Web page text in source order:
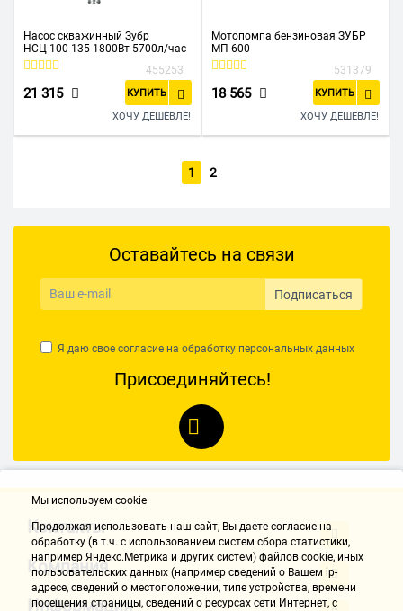
Насос скважинный Зубр
НСЦ-100-135 1800Вт 5700л/час
455253
21 315 КУПИТЬ
ХОЧУ ДЕШЕВЛЕ!
Мотопомпа бензиновая ЗУБР
МП-600
531379
18 565 КУПИТЬ
ХОЧУ ДЕШЕВЛЕ!
1 2
Оставайтесь на связи
Подписаться
Я даю свое согласие на обработку персональных данных
Присоединяйтесь!
Контакты
Компания
Информация
Мы используем cookie
Продолжая использовать наш cайт, Вы даете согласие на
обработку (в т.ч. с использованием систем сбора статистики,
например Яндекс.Метрика и других систем) файлов cookie, иных
пользовательских данных (например сведений о Вашем ip-
адресе, сведений о местоположении, типе устройства, времени
посещения страницы, сведений о ресурсах сети Интернет, с